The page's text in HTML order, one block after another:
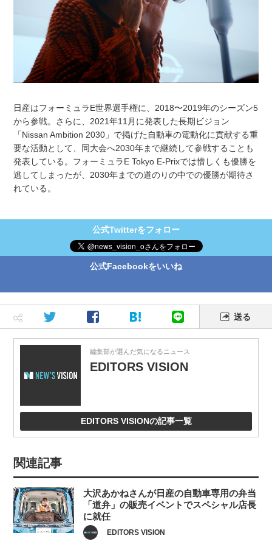
日産はフォーミュラE世界選手権に、2018〜2019年のシーズン5
から参戦。さらに、2021年11月に発表した長期ビジョン
「Nissan Ambition 2030」で掲げた自動車の電動化に貢献する重
要な活動として、同大会へ2030年まで継続して参戦することも
発表している。フォーミュラE Tokyo E-Prixでは惜しくも優勝を
逃してしまったが、2030年までの道のりの中での優勝が期待さ
れている。
公式Twitterをフォロー
公式Facebookをいいね
送る
編集部が選んだ気になるニュース
EDITORS VISION
EDITORS VISIONの記事一覧
関連記事
大沢あかねさんが日産の自動車専用の弁当
「道弁」の販売イベントでスペシャル店長
に就任
EDITORS VISION